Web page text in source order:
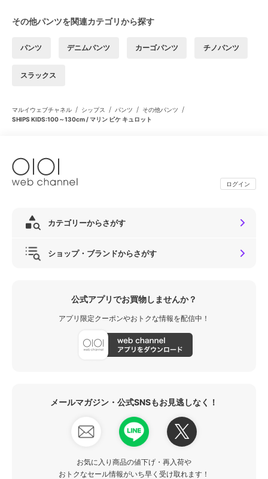
その他パンツを関連カテゴリから探す
パンツ デニムパンツ カーゴパンツ チノパンツ
スラックス
マルイウェブチャネル / シップス / パンツ / その他パンツ /
SHIPS KIDS:100～130cm / マリン ピケ キュロット
ログイン
カテゴリーからさがす
ショップ・ブランドからさがす
公式アプリでお買物しませんか？
アプリ限定クーポンやおトクな情報を配信中！
メールマガジン・公式SNSもお見逃しなく！
お気に入り商品の値下げ・再入荷や
おトクなセール情報がいち早く受け取れます！